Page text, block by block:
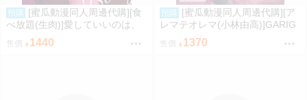
預購
[蜜瓜動漫同人周邊代購][食
べ放題(生肉)]愛していいのは、
カラダだけ15【A5アクリルスタ
ンド】(A5壓克力立牌特典版)(同
售價 1440
預購
[蜜瓜動漫同人周邊代購][ア
レマテオレマ(小林由高)]GARIG
ARI145【A5アクリルスタンド】
(蔚藍檔案)(A5壓克力立牌特典版)
售價 1370